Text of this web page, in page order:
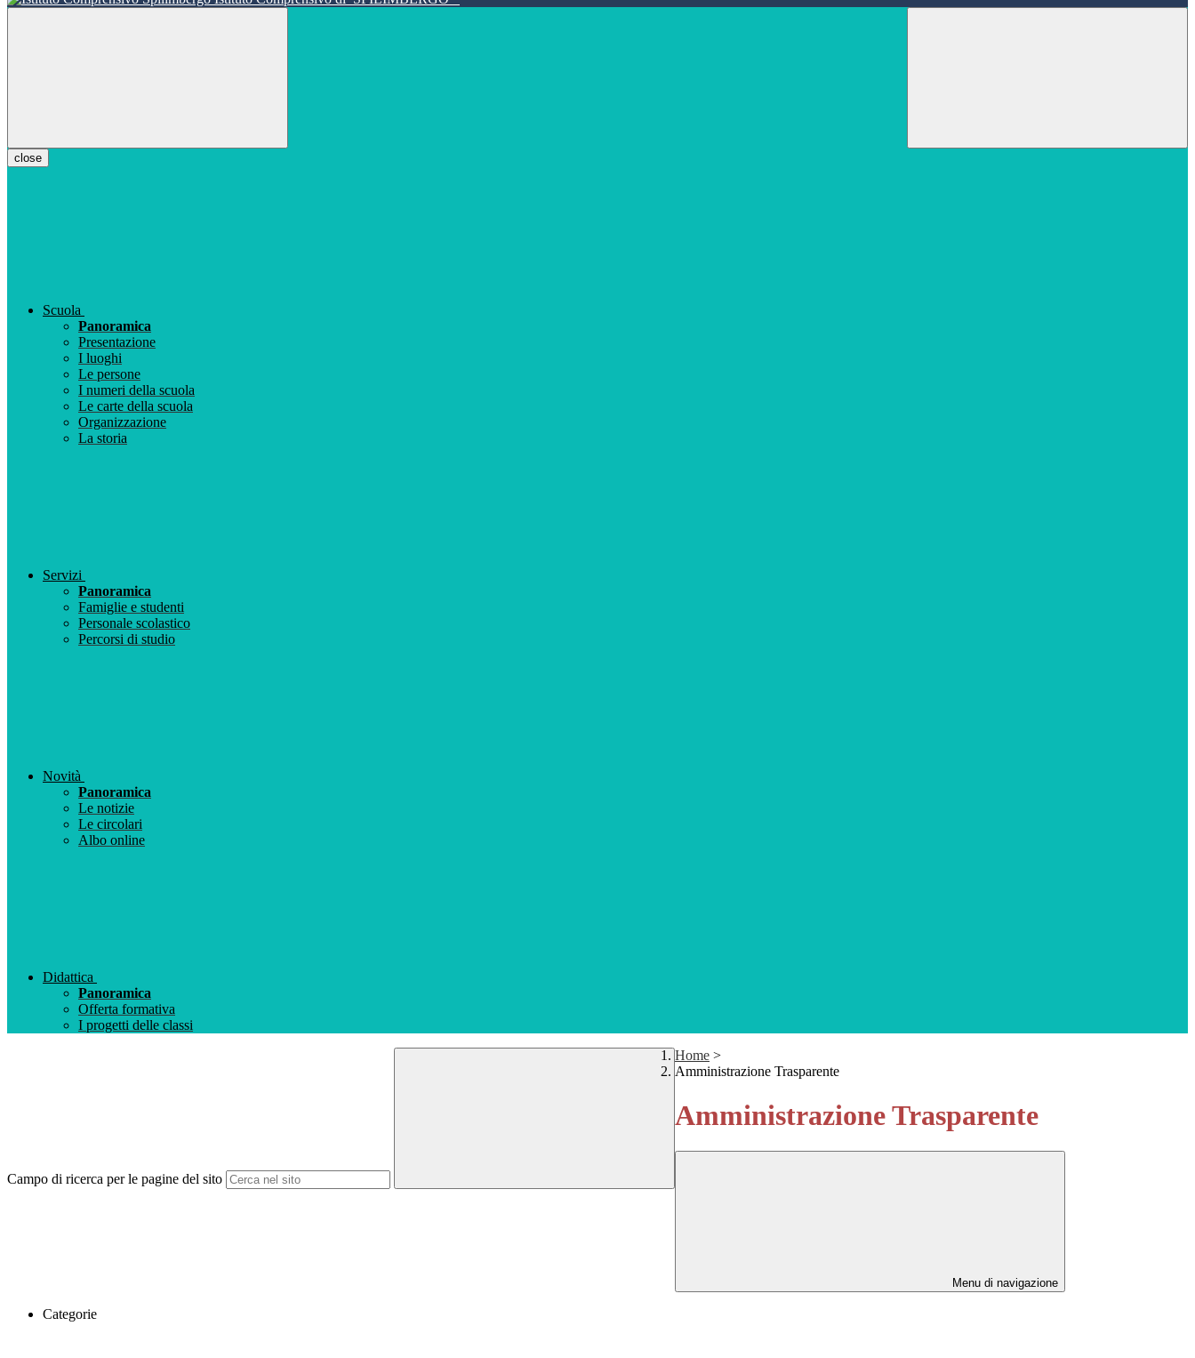
close
Scuola
Panoramica
Presentazione
I luoghi
Le persone
I numeri della scuola
Le carte della scuola
Organizzazione
La storia
Servizi
Panoramica
Famiglie e studenti
Personale scolastico
Percorsi di studio
Novità
Panoramica
Le notizie
Le circolari
Albo online
Didattica
Panoramica
Offerta formativa
I progetti delle classi
Campo di ricerca per le pagine del sito
Home >
Amministrazione Trasparente
Amministrazione Trasparente
Menu di navigazione
Categorie